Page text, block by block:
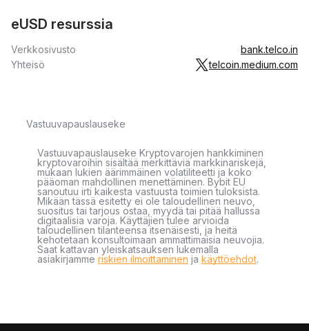
eUSD resurssia
Verkkosivusto
bank.telco.in
Yhteisö
telcoin.medium.com
Vastuuvapauslauseke
Vastuuvapauslauseke Kryptovarojen hankkiminen
kryptovaroihin sisältää merkittäviä markkinariskejä,
mukaan lukien äärimmäinen volatiliteetti ja koko
pääoman mahdollinen menettäminen. Bybit EU
sanoutuu irti kaikesta vastuusta toimien tuloksista.
Mikään tässä esitetty ei ole taloudellinen neuvo,
suositus tai tarjous ostaa, myydä tai pitää hallussa
digitaalisia varoja. Käyttäjien tulee arvioida
taloudellinen tilanteensa itsenäisesti, ja heitä
kehotetaan konsultoimaan ammattimaisia neuvojia.
Saat kattavan yleiskatsauksen lukemalla
asiakirjamme riskien ilmoittaminen ja käyttöehdot.